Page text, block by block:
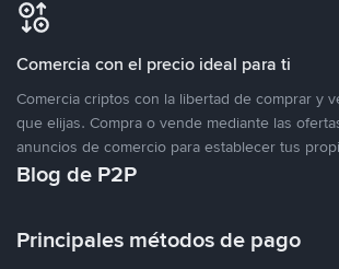
Comercia con el precio ideal para ti
Comercia criptos con la libertad de comprar y
que elijas. Compra o vende mediante las
anuncios de comercio para establecer tus
Blog de P2P
Principales métodos de pago